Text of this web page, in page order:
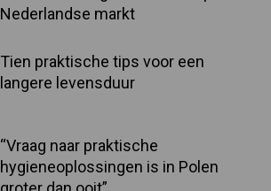
Nederlandse markt
Tien praktische tips voor een
langere levensduur
“Vraag naar praktische
hygieneoplossingen is in Polen